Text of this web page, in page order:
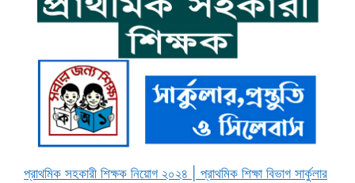
প্রাথমিক সহকারী শিক্ষক নিয়োগ ২০২৪ | প্রাথমিক শিক্ষা বিভাগ সার্কুলার